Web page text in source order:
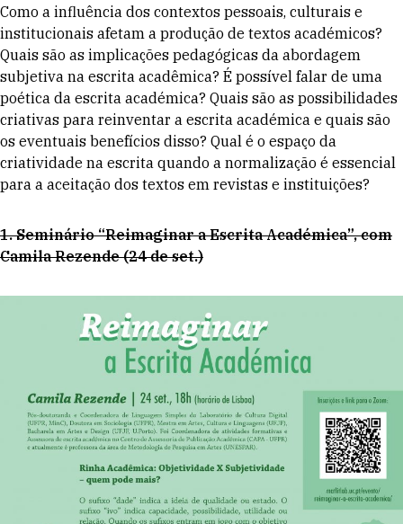
Como a influência dos contextos pessoais, culturais e
institucionais afetam a produção de textos académicos?
Quais são as implicações pedagógicas da abordagem
subjetiva na escrita acadêmica? É possível falar de uma
poética da escrita académica? Quais são as possibilidades
criativas para reinventar a escrita académica e quais são
os eventuais benefícios disso? Qual é o espaço da
criatividade na escrita quando a normalização é essencial
para a aceitação dos textos em revistas e instituições?
1. Seminário “Reimaginar a Escrita Académica”, com
Camila Rezende (24 de set.)